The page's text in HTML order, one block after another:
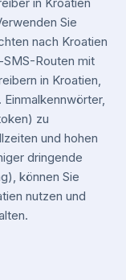
Sie
nach Kroatien
SMS-Routen mit
in Kroatien,
zu
und hohen
dringende
können Sie
nutzen und